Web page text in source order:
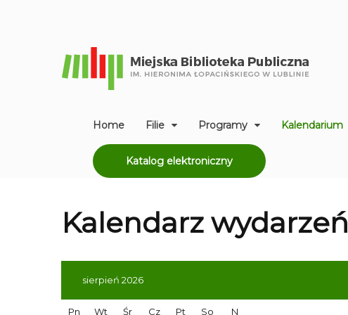
Home Filie Programy Kalendarium
Katalog elektroniczny
Kalendarz wydarzeń
sierpień 2026
Pn Wt Śr Cz Pt So N